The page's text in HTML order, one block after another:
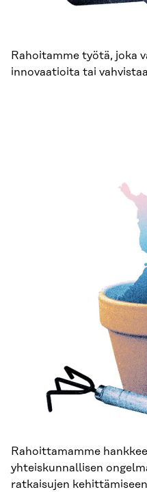
Rahoitamme työtä, joka
innovaatioita tai
Rahoittamamme
yhteiskunnallisen
ratkaisujen